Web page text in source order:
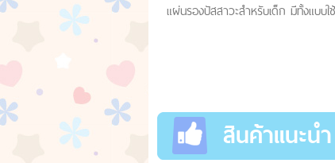
แผ่นรองปัสสาวะสำหรับเด็ก มีทั้งแบบ
สินค้าแนะนำ